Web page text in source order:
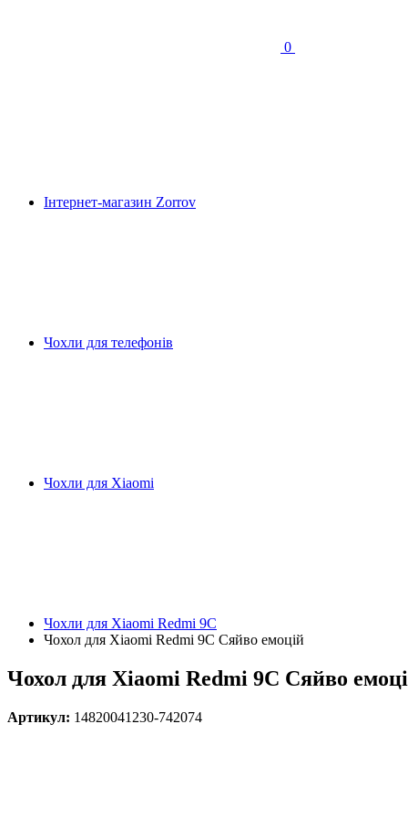
0
Інтернет-магазин Zorrov
Чохли для телефонів
Чохли для Xiaomi
Чохли для Xiaomi Redmi 9C
Чохол для Xiaomi Redmi 9C Сяйво емоцій
Чохол для Xiaomi Redmi 9C Сяйво
Артикул: 14820041230-742074